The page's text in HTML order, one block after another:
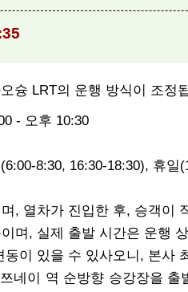
슝 LRT의 운행 방식이 조정
- 오후 10:30
8:30, 16:30-18:30), 휴일
, 열차가 진입한 후, 승객이
며, 실제 출발 시간은 운행
동이 있을 수 있사오니, 본사
네이 역 순방향 승강장을